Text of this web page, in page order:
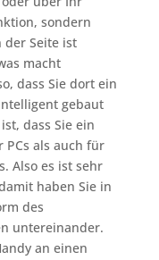
sondern
der Seite ist
macht
dass Sie dort ein
gebaut
dass Sie ein
PCs als auch für
Also es ist sehr
haben Sie in
des
untereinander.
an einen